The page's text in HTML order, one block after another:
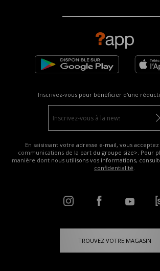
Inscrivez-vous pour bénéficier d'une
En saisissant votre adresse e-mail, vous
communications de la part du groupe size>. Pour
manière dont nous utilisons vos informations,
confidentialité.
TROUVEZ VOTRE MAGASIN